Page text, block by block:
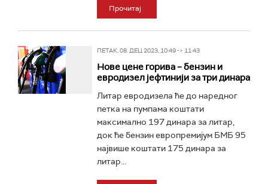
Прочитај
ПЕТАК, 08. ДЕЦ 2023, 10:49 -> 11:43
Нове цене горива – бензин и
евродизел јефтинији за три динара
Литар евродизела ће до наредног
петка на пумпама коштати
максимално 197 динара за литар,
док ће бензин европремијум БМБ 95
највише коштати 175 динара за
литар...